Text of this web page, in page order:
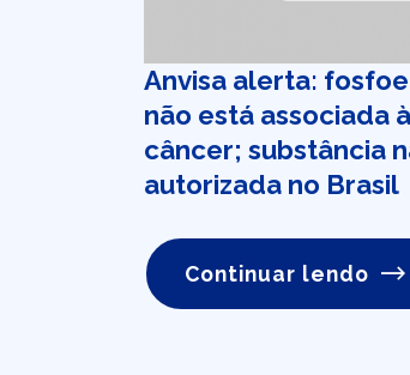
Anvisa alerta:
não está associada
câncer; substância
autorizada no Brasil
Continuar lendo